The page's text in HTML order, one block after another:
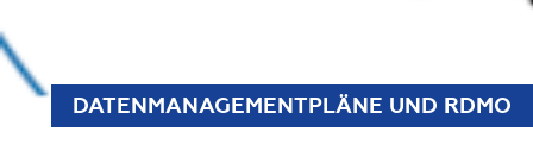
DATENMANAGEMENTPLÄNE UND RDMO